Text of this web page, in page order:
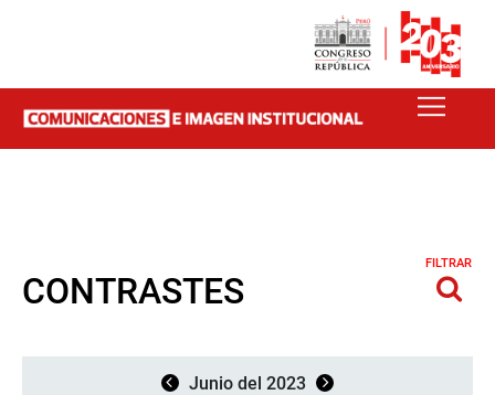
CONTRASTES
FILTRAR
Junio del 2023